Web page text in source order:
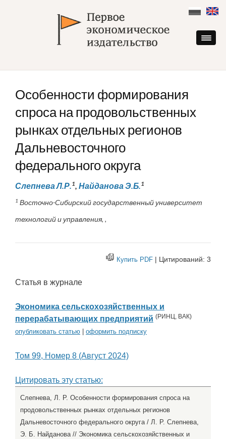
content
Особенности формирования
спроса на продовольственных
рынках отдельных регионов
Дальневосточного
федерального округа
Слепнева Л.Р.1, Найданова Э.Б.1
1 Восточно-Сибирский государственный университет
технологий и управления, ,
Купить PDF | Цитирований: 3
Статья в журнале
Экономика сельскохозяйственных и
перерабатывающих предприятий (РИНЦ, ВАК)
опубликовать статью оформить подписку
Том 99, Номер 8 (Август 2024)
Цитировать эту статью:
Слепнева, Л. Р. Особенности формирования спроса на
продовольственных рынках отдельных регионов
Дальневосточного федерального округа / Л. Р. Слепнева,
Э. Б. Найданова // Экономика сельскохозяйственных и